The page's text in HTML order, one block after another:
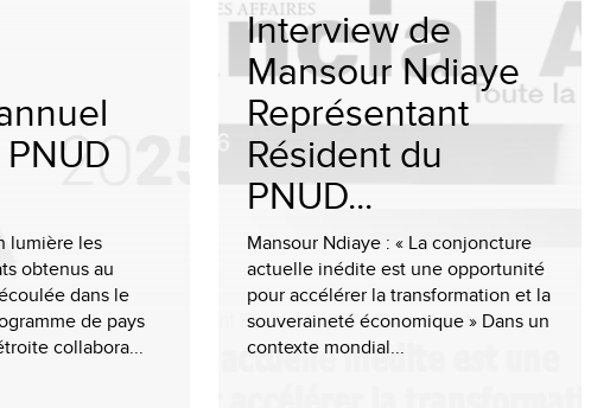
lumière les
obtenus au
dans le
de pays
collabora...
Interview de
Mansour Ndiaye
Représentant
Résident du
PNUD...
Mansour Ndiaye : « La conjoncture
actuelle inédite est une opportunité
pour accélérer la transformation et la
souveraineté économique » Dans un
contexte mondial...